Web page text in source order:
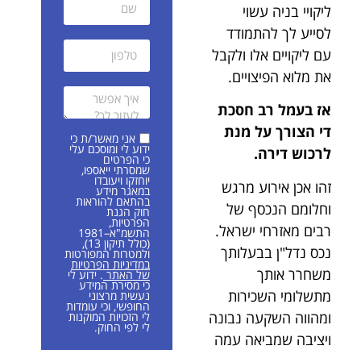
ליקויי בניה עשוי
לסייע לך להתמודד
עם ליקויים אלו ולקבל
את מלוא הפיצויים.
אז בעמל רב חסכת
די הצורך על מנת
לרכוש דירה.
זהו אכן אירוע מרגש
וחלומם הנכסף של
רבים מאזרחי ישראל.
נכס נדל"ן בבעלותך
משחרר אותך
מתשלומי השכירות
ומהווה השקעה נבונה
ויציבה שמביאה עמה
אני מאשר/ת כי
ידוע לי ומוסכם עלי
כי הפרטים
שמסרתי ייאספו,
יוחזקו ויעובדו
במאגר מידע
בהתאם להוראות
חוק הגנת
הפרטיות,
התשמ"א–1981
(כולל תיקון 13),
ולמטרות המפורטות
במדיניות הפרטיות
של האתר. ידוע לי
כי מסירת המידע
נעשית מרצוני
החופשי, וכי עומדות
לי הזכויות המוקנות
לי לפי החוק.